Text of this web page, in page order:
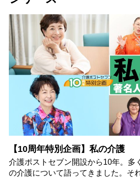
【10周年特別企画】私の介護
介護ポストセブン開設から10年。多
の介護について語ってきました。そ